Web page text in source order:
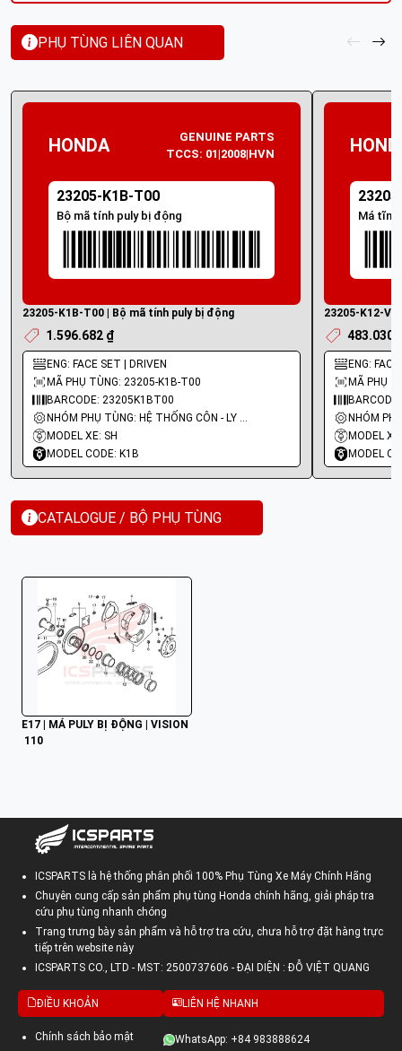
PHỤ TÙNG LIÊN QUAN
HONDA
GENUINE PARTS
TCCS: 01|2008|HVN
23205-K1B-T00
Bộ mã tính puly bị động
23205-K1B-T00 | Bộ mã tính puly bị động
1.596.682 ₫
ENG: FACE SET | DRIVEN
MÃ PHỤ TÙNG: 23205-K1B-T00
BARCODE: 23205K1BT00
NHÓM PHỤ TÙNG: HỆ THỐNG CÔN - LY HỢP - TRỤC SỐ - BÁNH RĂNG
MODEL XE: SH
MODEL CODE: K1B
Má tĩnh
23205-K12-
483.030
ENG:
MÃ PHỤ
MODEL
MODEL
CATALOGUE / BỘ PHỤ TÙNG
E17 | MÁ PULY BỊ ĐỘNG | VISION
110
ICSPARTS là hệ thống phân phối 100% Phụ Tùng Xe Máy Chính Hãng
Chuyên cung cấp sản phẩm phụ tùng Honda chính hãng, giải pháp tra
cứu phụ tùng nhanh chóng
Trang trưng bày sản phẩm và hỗ trợ tra cứu, chưa hỗ trợ đặt hàng trực
tiếp trên website này
ICSPARTS CO., LTD - MST: 2500737606 - ĐẠI DIỆN : ĐỖ VIỆT QUANG
ĐIỀU KHOẢN
Chính sách bảo mật
LIÊN HỆ NHANH
WhatsApp: +84 983888624